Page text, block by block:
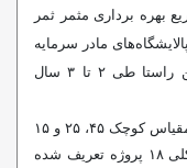
بهره برداری مثمر ثمر
مادر سرمایه
می‌برد و همچنین بازگشت سرمایه در این راستا طی ۲ تا ۳ سال
وی ادامه داد: ظرفیت تولید پالایشگاه‌های مقیاس کوچک ۴۵، ۲۵ و ۱۵
هزار بشکه‌ای توان تولید دارند و به طور کلی ۱۸ پروژه تعریف شده